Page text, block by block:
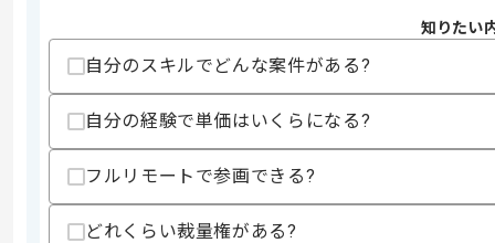
精算・お支払い
精算基準時間
140時間〜200時間
支払いサイト
15日
知りたい
自分のスキルでどんな案件がある?
自分の経験で単価はいくらになる?
フルリモートで参画できる?
どれくらい裁量権がある?